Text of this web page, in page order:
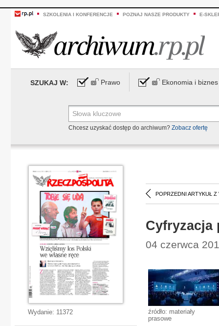
SZKOLENIA I KONFERENCJE POZNAJ NASZE PRODUKTY E-
SZUKAJ W: Prawo Ekonomia i biznes
Chcesz uzyskać dostęp do archiwum? Zobacz ofertę
POPRZEDNI ARTYKUŁ Z
Cyfryzacja
04 czerwca
źródło: materiały
prasowe
Wydanie: 11372